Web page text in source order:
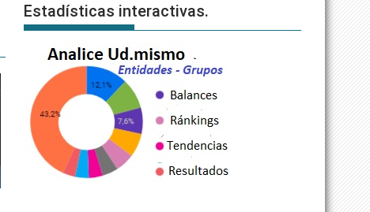
Estadísticas interactivas.